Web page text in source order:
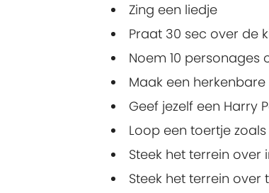
Zing een liedje
Praat 30 sec over de
Noem 10 personages
Maak een
Geef jezelf een Harry
Loop een toertje
Steek het terrein over
Steek het terrein